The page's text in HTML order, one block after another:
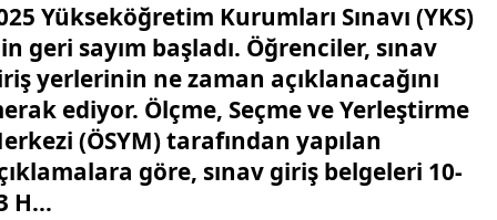
Yükseköğretim Kurumları Sınavı (YKS)
geri sayım başladı. Öğrenciler, sınav
yerlerinin ne zaman açıklanacağını
ediyor. Ölçme, Seçme ve Yerleştirme
(ÖSYM) tarafından yapılan
göre, sınav giriş belgeleri 10-
H...